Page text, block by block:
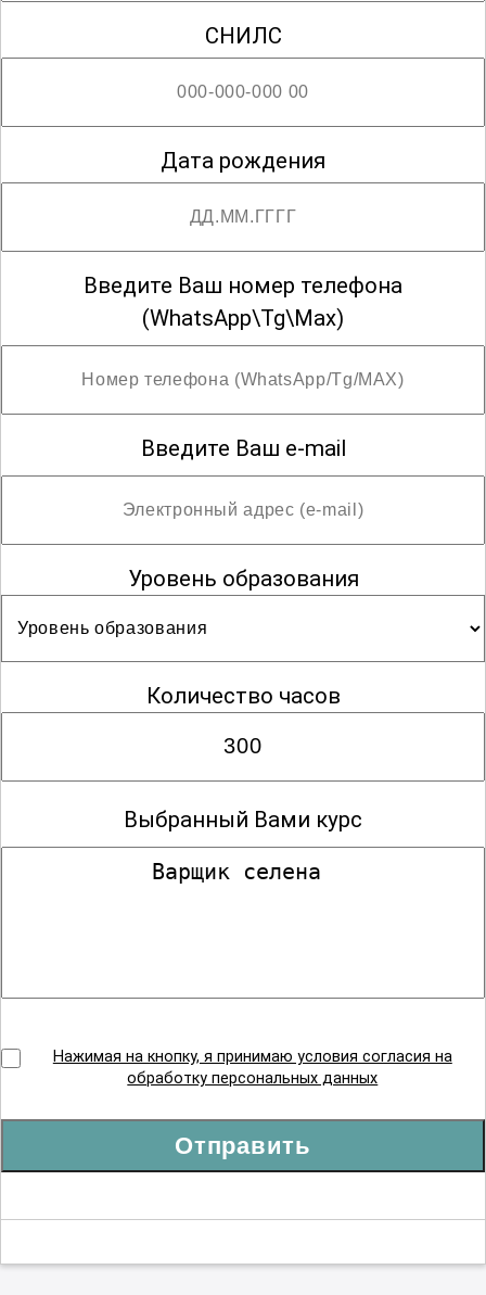
; Возможны разряды со второго по четвёртый
СНИЛС
Дата рождения
Введите Ваш номер телефона
(WhatsApp\Tg\Max)
Введите Ваш e-mail
Уровень образования
Количество часов
Выбранный Вами курс
Нажимая на кнопку, я принимаю условия согласия на
обработку персональных данных
Отправить